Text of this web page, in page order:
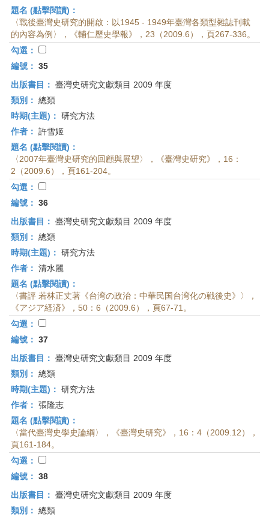
題名 (點擊閱讀)：
〈戰後臺灣史研究的開啟：以1945 - 1949年臺灣各類型雜誌刊載
的內容為例〉，《輔仁歷史學報》，23（2009.6），頁267-336。
勾選：
編號： 35
出版書目： 臺灣史研究文獻類目 2009 年度
類別： 總類
時期(主題)： 研究方法
作者： 許雪姬
題名 (點擊閱讀)：
〈2007年臺灣史研究的回顧與展望〉，《臺灣史研究》，16：
2（2009.6），頁161-204。
勾選：
編號： 36
出版書目： 臺灣史研究文獻類目 2009 年度
類別： 總類
時期(主題)： 研究方法
作者： 清水麗
題名 (點擊閱讀)：
〈書評 若林正丈著《台湾の政治：中華民国台湾化の戦後史》〉，
《アジア経済》，50：6（2009.6），頁67-71。
勾選：
編號： 37
出版書目： 臺灣史研究文獻類目 2009 年度
類別： 總類
時期(主題)： 研究方法
作者： 張隆志
題名 (點擊閱讀)：
〈當代臺灣史學史論綱〉，《臺灣史研究》，16：4（2009.12），
頁161-184。
勾選：
編號： 38
出版書目： 臺灣史研究文獻類目 2009 年度
類別： 總類